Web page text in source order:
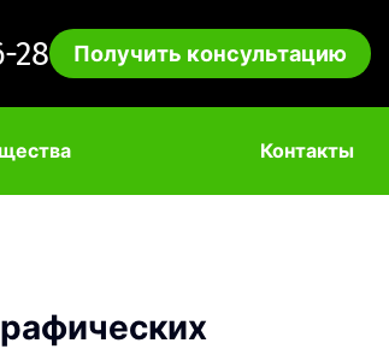
28 Получить консультацию
Контакты